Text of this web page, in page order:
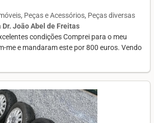
Peças e Acessórios Peças diversas
Dr. João Abel de Freitas
condições Comprei para o meu
me e mandaram este por 800 euros. Vendo